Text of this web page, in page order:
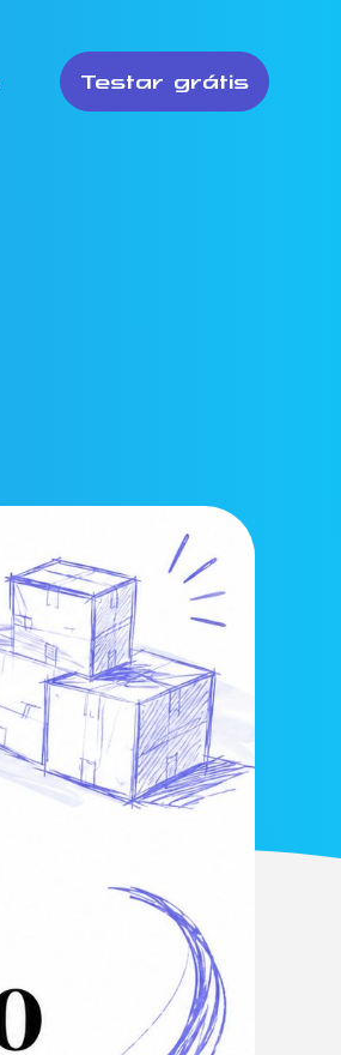
Testar grátis